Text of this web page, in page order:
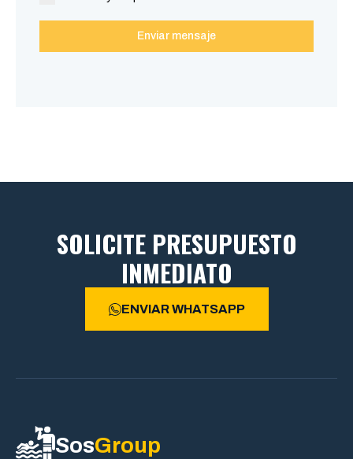
Enviar mensaje
SOLICITE PRESUPUESTO
INMEDIATO
ENVIAR WHATSAPP
SosGroup